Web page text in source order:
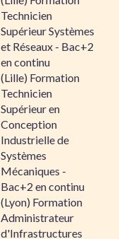
Technicien
Supérieur Systèmes
et Réseaux - Bac+2
en continu
(Lille) Formation
Technicien
Supérieur en
Conception
Industrielle de
Systèmes
Mécaniques -
Bac+2 en continu
(Lyon) Formation
Administrateur
d'Infrastructures